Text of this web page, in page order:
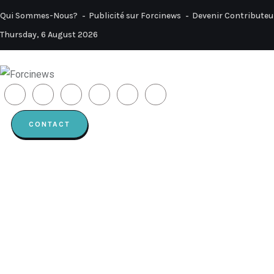
Qui Sommes-Nous? Publicité sur Forcinews
Devenir
Thursday, 6 August 2026
CONTACT